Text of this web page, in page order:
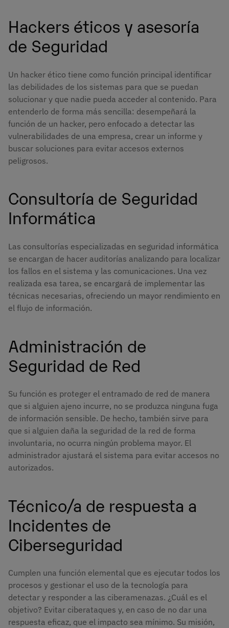
Hackers éticos y asesoría
de Seguridad
Un hacker ético tiene como función principal identificar
las debilidades de los sistemas para que se puedan
solucionar y que nadie pueda acceder al contenido. Para
entenderlo de forma más sencilla: desempeñará la
función de un hacker, pero enfocado a detectar las
vulnerabilidades de una empresa, crear un informe y
buscar soluciones para evitar accesos externos
peligrosos.
Consultoría de Seguridad
Informática
Las consultorías especializadas en seguridad informática
se encargan de hacer auditorías analizando para localizar
los fallos en el sistema y las comunicaciones. Una vez
realizada esa tarea, se encargará de implementar las
técnicas necesarias, ofreciendo un mayor rendimiento en
el flujo de información.
Administración de
Seguridad de Red
Su función es proteger el entramado de red de manera
que si alguien ajeno incurre, no se produzca ninguna fuga
de información sensible. De hecho, también sirve para
que si alguien daña la seguridad de la red de forma
involuntaria, no ocurra ningún problema mayor. El
administrador ajustará el sistema para evitar accesos no
autorizados.
Técnico/a de respuesta a
Incidentes de
Ciberseguridad
Cumplen una función elemental que es ejecutar todos los
procesos y gestionar el uso de la tecnología para
detectar y responder a las ciberamenazas. ¿Cuál es el
objetivo? Evitar ciberataques y, en caso de no dar una
respuesta eficaz, que el impacto sea mínimo. Su misión,